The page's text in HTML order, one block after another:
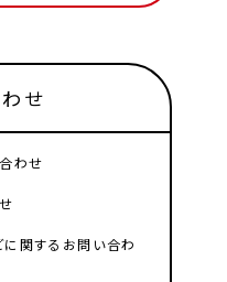
せ
わせ
関するお問い合わ